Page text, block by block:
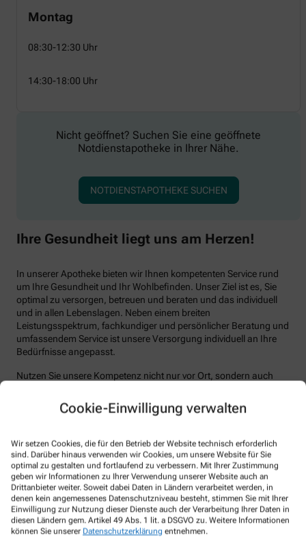
Cookie-Einwilligung verwalten
Wir setzen Cookies, die für den Betrieb der Website technisch erforderlich
sind. Darüber hinaus verwenden wir Cookies, um unsere Website für Sie
optimal zu gestalten und fortlaufend zu verbessern. Mit Ihrer Zustimmung
geben wir Informationen zu Ihrer Verwendung unserer Website auch an
Drittanbieter weiter. Soweit dabei Daten in Ländern verarbeitet werden, in
denen kein angemessenes Datenschutzniveau besteht, stimmen Sie mit Ihrer
Einwilligung zur Nutzung dieser Dienste auch der Verarbeitung Ihrer Daten in
diesen Ländern gem. Artikel 49 Abs. 1 lit. a DSGVO zu. Weitere Informationen
können Sie unserer Datenschutzerklärung entnehmen.
Montag
08:30-12:30 Uhr
14:30-18:00 Uhr
Nicht geöffnet? Suchen Sie eine geöffnete
Notdienstapotheke in Ihrer Nähe.
NOTDIENSTAPOTHEKE SUCHEN
Ihre Gesundheit liegt uns am Herzen!
In unserer Apotheke bieten wir Ihnen kompetenten Service rund
um Ihre Gesundheit und Ihr Wohlbefinden. Unser Ziel ist es, Sie
optimal zu versorgen, betreuen und beraten und das individuell
und in allen Lebenslagen. Neben einem breiten
Leistungsspektrum, fachkundiger und persönlicher Beratung und
umfassendem Service ist unsere Versorgung individuell an Ihre
Bedürfnisse angepasst.
Nutzen Sie unsere Kompetenz nicht nur vor Ort, sondern auch
exklusiven Angeboten.
Unsere Leistungen
Alle Leistungen
Wir sind für Sie da – vor Ort und digital